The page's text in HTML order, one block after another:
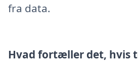
fra data.
Hvad fortæller det, hvis